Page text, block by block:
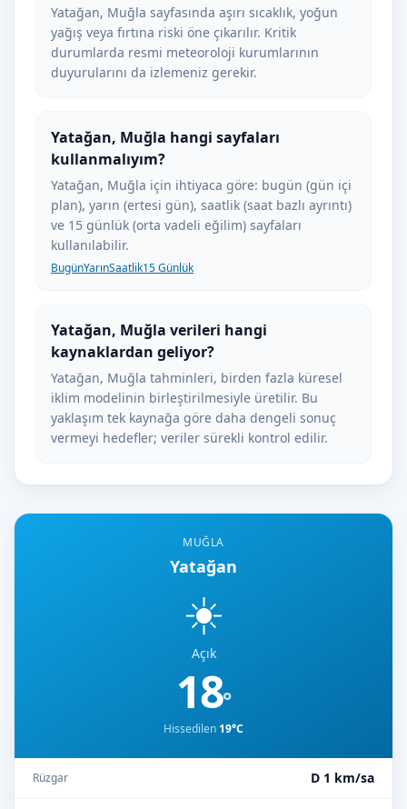
MUĞLA
Yatağan
☀️
Açık
18°
Hissedilen 19°C
Rüzgar D 1 km/sa
Yatağan, Muğla sayfasında aşırı sıcaklık, yoğun
yağış veya fırtına riski öne çıkarılır. Kritik
durumlarda resmi meteoroloji kurumlarının
duyurularını da izlemeniz gerekir.
Yatağan, Muğla hangi sayfaları
kullanmalıyım?
Yatağan, Muğla için ihtiyaca göre: bugün (gün içi
plan), yarın (ertesi gün), saatlik (saat bazlı ayrıntı)
ve 15 günlük (orta vadeli eğilim) sayfaları
kullanılabilir.
BugünYarınSaatlik15 Günlük
Yatağan, Muğla verileri hangi
kaynaklardan geliyor?
Yatağan, Muğla tahminleri, birden fazla küresel
iklim modelinin birleştirilmesiyle üretilir. Bu
yaklaşım tek kaynağa göre daha dengeli sonuç
vermeyi hedefler; veriler sürekli kontrol edilir.